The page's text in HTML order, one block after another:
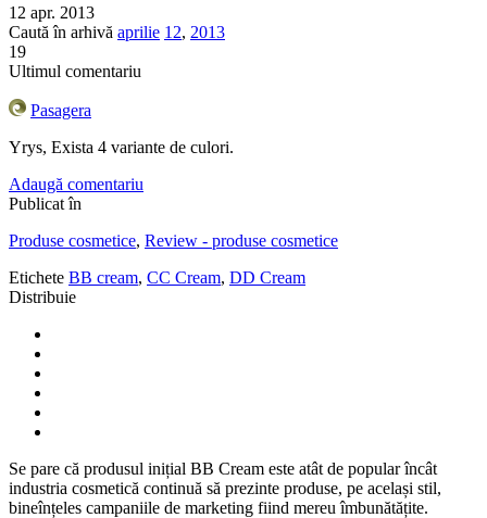
12 apr. 2013
Caută în arhivă aprilie 12, 2013
19
Ultimul comentariu
Pasagera
Yrys, Exista 4 variante de culori.
Adaugă comentariu
Publicat în
Produse cosmetice, Review - produse cosmetice
Etichete BB cream, CC Cream, DD Cream
Distribuie
Se pare că produsul inițial BB Cream este atât de popular încât
industria cosmetică continuă să prezinte produse, pe același stil,
bineînțeles campaniile de marketing fiind mereu îmbunătățite.